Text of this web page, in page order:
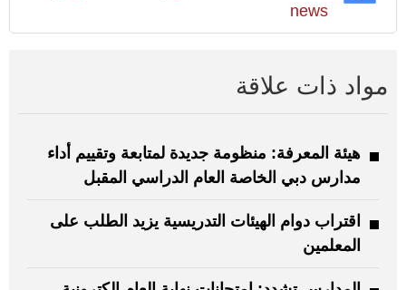
news
مواد ذات علاقة
هيئة المعرفة: منظومة جديدة لمتابعة وتقييم أداء
مدارس دبي الخاصة العام الدراسي المقبل
اقتراب دوام الهيئات التدريسية يزيد الطلب على
المعلمين